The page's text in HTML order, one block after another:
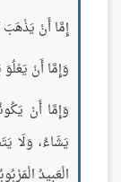
إِمَّا أَنْ يَذْهَبَ
وَإِمَّا أَنْ
وَإِمَّا أَنْ
يَشَاءُ، وَلَا
الْعَبِيدُ